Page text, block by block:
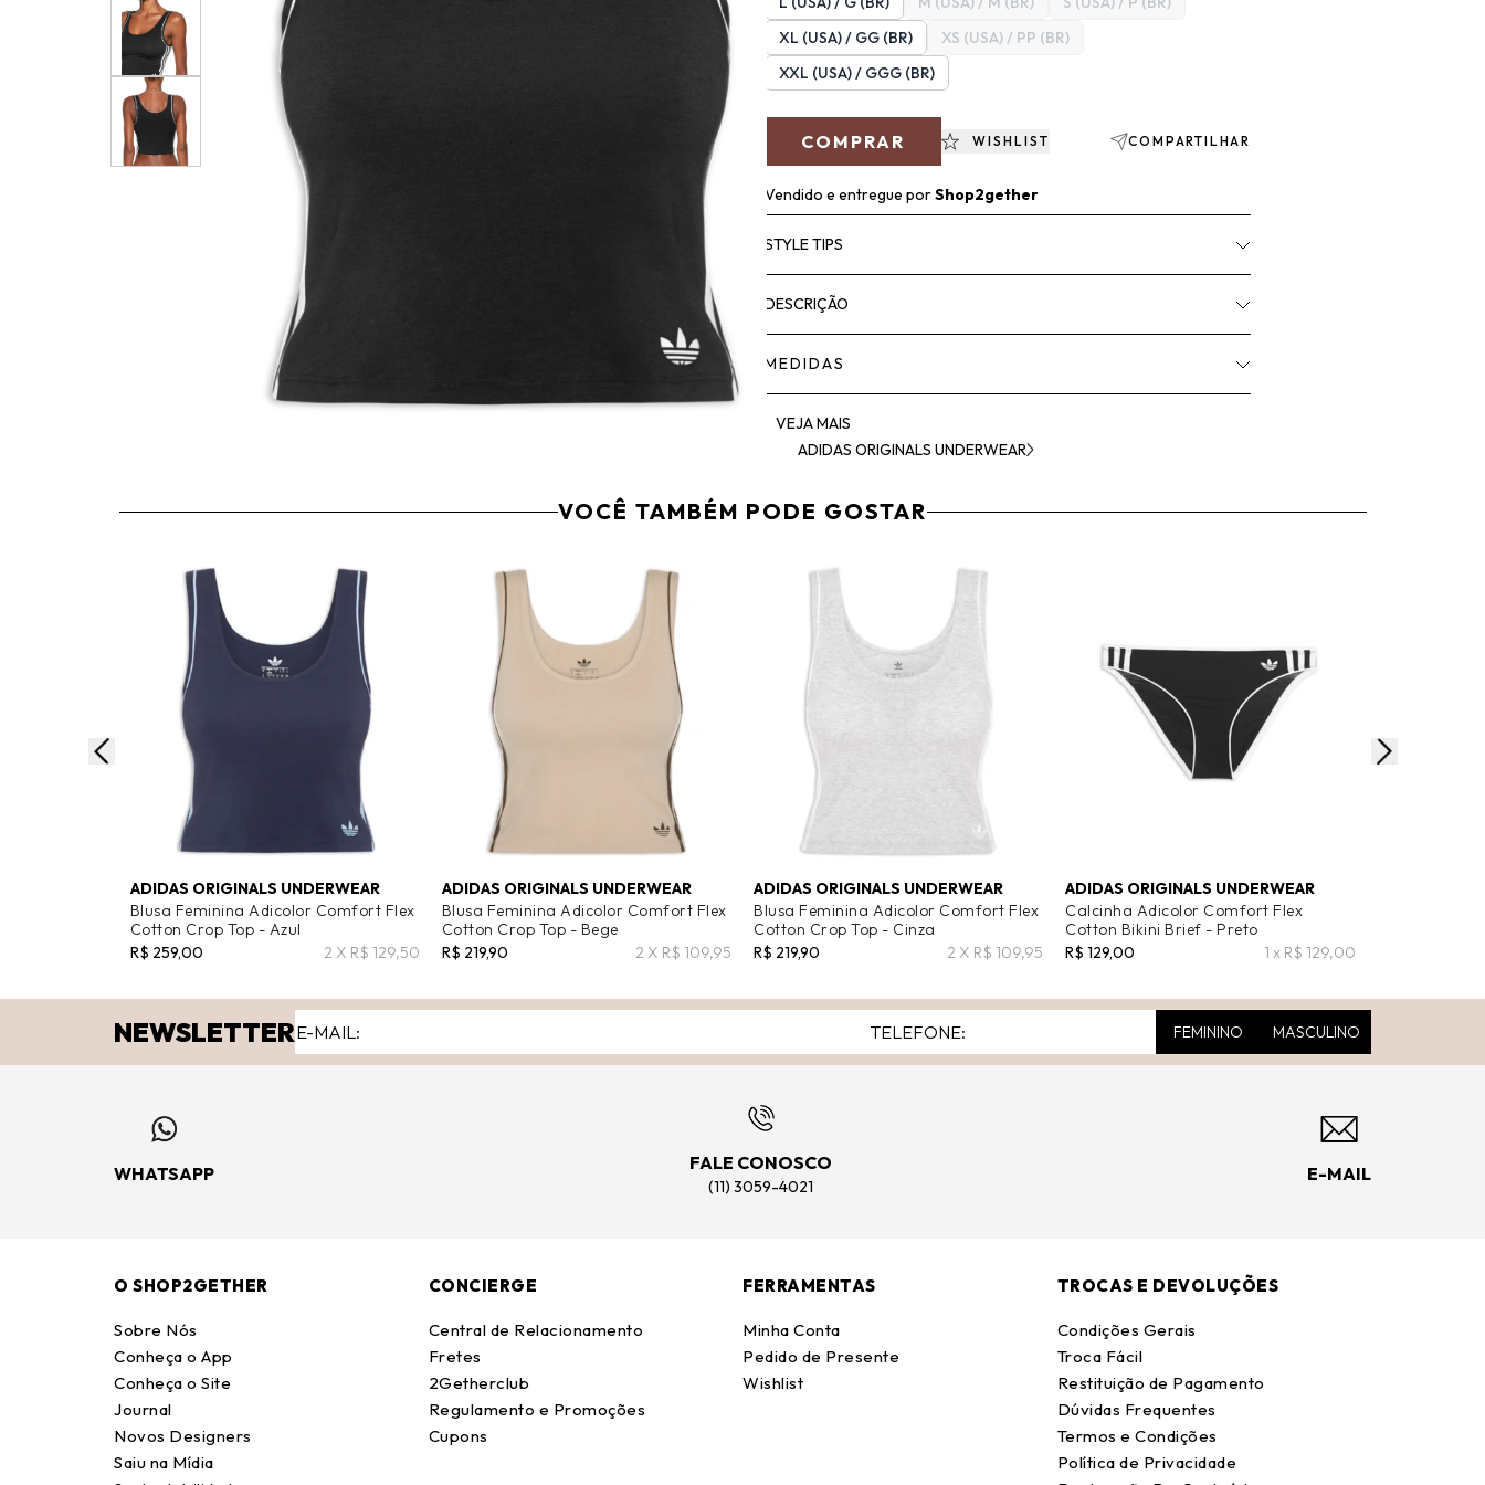
XL (USA) / GG (BR)
XS (USA) / PP (BR)
XXL (USA) / GGG (BR)
COMPRAR WISHLIST COMPARTILHAR
Vendido e entregue porShop2gether
STYLE TIPS
DESCRIÇÃO
MEDIDAS
VEJA MAIS
ADIDAS ORIGINALS UNDERWEAR
VOCÊ TAMBÉM PODE GOSTAR
ADIDAS ORIGINALS UNDERWEAR
Blusa Feminina Adicolor Comfort Flex
Cotton Crop Top - Azul
R$ 259,00
2 X R$ 129,50
ADIDAS ORIGINALS UNDERWEAR
Blusa Feminina Adicolor Comfort Flex
Cotton Crop Top - Bege
R$ 219,90
2 X R$ 109,95
ADIDAS ORIGINALS UNDERWEAR
Blusa Feminina Adicolor Comfort Flex
Cotton Crop Top - Cinza
R$ 219,90
2 X R$ 109,95
ADIDAS ORIGINALS UNDERWEAR
Calcinha Adicolor Comfort Flex
Cotton Bikini Brief - Preto
R$ 129,00
1 x R$ 129,00
NEWSLETTER FEMININO MASCULINO
WHATSAPP
FALE CONOSCO
(11) 3059-4021
E-MAIL
O SHOP2GETHER
Sobre Nós
Conheça o App
Conheça o Site
Journal
Novos Designers
Saiu na Mídia
CONCIERGE
Central de Relacionamento
Fretes
2Getherclub
Regulamento e Promoções
Cupons
FERRAMENTAS
Minha Conta
Pedido de Presente
Wishlist
TROCAS E DEVOLUÇÕES
Condições Gerais
Troca Fácil
Restituição de Pagamento
Dúvidas Frequentes
Termos e Condições
Política de Privacidade